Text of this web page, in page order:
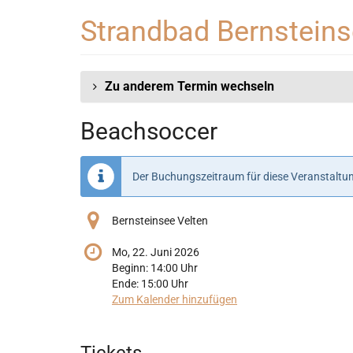
Strandbad
Zu anderem Termin wechseln
Beachsoccer
Der Buchungszeitraum für diese
Bernsteinsee Velten
Mo, 22. Juni 2026
Beginn: 14:00 Uhr
Ende: 15:00 Uhr
Zum Kalender hinzufügen